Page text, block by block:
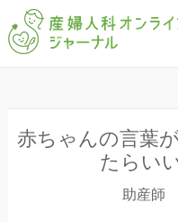
赤ちゃんの言葉
たらい
助産師